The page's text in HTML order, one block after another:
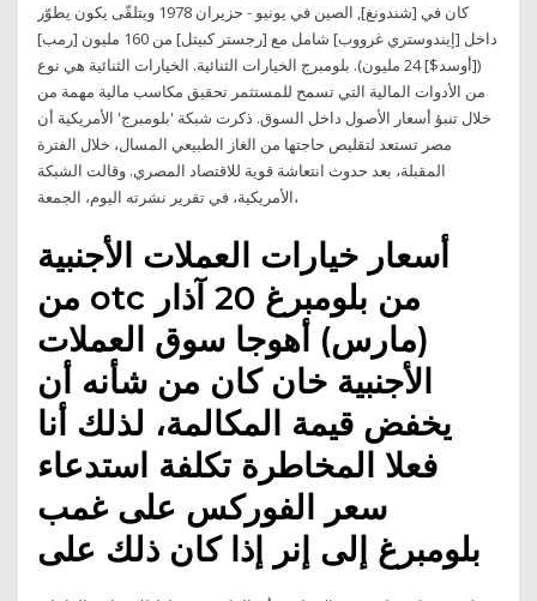
كان في [شندونغ], الصين في يونيو - حزيران 1978 ويتلقّى يكون يطوّر
داخل [إيندوستري غرووب] شامل مع [رجستر كبيتل] من 160 مليون [رمب]
([أوسد$] 24 مليون). بلومبرج الخيارات الثنائية. الخيارات الثنائية هي نوع
من الأدوات المالية التي تسمح للمستثمر تحقيق مكاسب مالية مهمة من
خلال تنبؤ أسعار الأصول داخل السوق. ذكرت شبكة 'بلومبرج' الأمريكية أن
مصر تستعد لتقليص حاجتها من الغاز الطبيعي المسال، خلال الفترة
المقبلة، بعد حدوث انتعاشة قوية للاقتصاد المصري. وقالت الشبكة
الأمريكية، في تقرير نشرته اليوم، الجمعة،
أسعار خيارات العملات الأجنبية
من otc من بلومبرغ 20 آذار
(مارس) أهوجا سوق العملات
الأجنبية خان كان من شأنه أن
يخفض قيمة المكالمة، لذلك أنا
فعلا المخاطرة تكلفة استدعاء
سعر الفوركس على غمب
بلومبرغ إلى إنر إذا كان ذلك على